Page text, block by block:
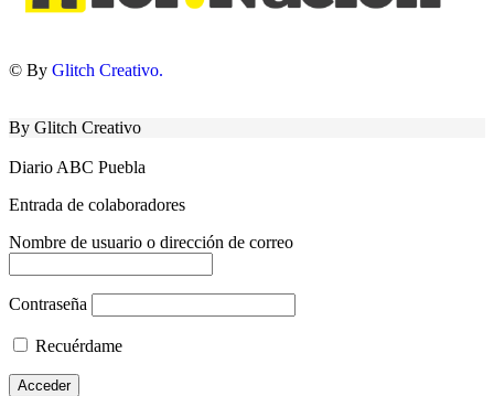
© By Glitch Creativo.
By Glitch Creativo
Diario ABC Puebla
Entrada de colaboradores
Nombre de usuario o dirección de correo
Contraseña
Recuérdame